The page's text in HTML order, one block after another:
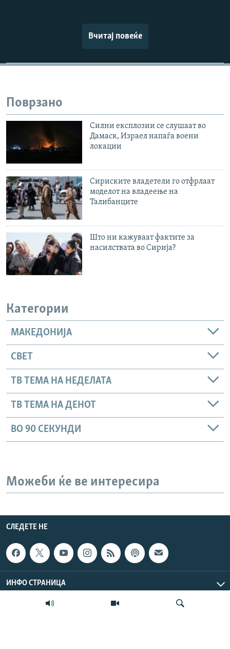
Вчитај повеќе
Поврзано
Силни експлозии се слушаат во
Дамаск, Израел напаѓа воени
локации
Сириските владетели го отфрлаат
моделот на владеење на
Талибанците
Што ни кажуваат фактите за
насилствата во Сирија?
Категории
МАКЕДОНИЈА
СВЕТ
ТВ ТЕМА НА НЕДЕЛАТА
ТВ ТЕМА НА ДЕНОТ
ВО 90 СЕКУНДИ
Можеби ќе ве интересира
СЛЕДЕТЕ НЕ
ИНФО СТРАНИЦА